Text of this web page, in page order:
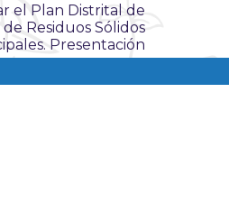
el Plan Distrital de
Residuos Sólidos
Presentación